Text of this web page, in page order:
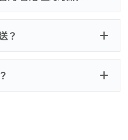
瑕、貼合緊密。
行上弦與功能測試。
子附屬配件：原裝盒
工具。
購買，價格也不貴。
？